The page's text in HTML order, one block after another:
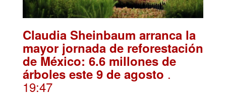
Claudia Sheinbaum arranca la
mayor jornada de reforestación
de México: 6.6 millones de
árboles este 9 de agosto .
19:47